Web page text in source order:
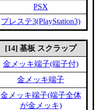
PSX
プレステ3(PlayStation3)
[14] 基板 スクラップ
金メッキ端子(端子付)
金メッキ端子
金メッキ端子(端子全体
が金メッキ)